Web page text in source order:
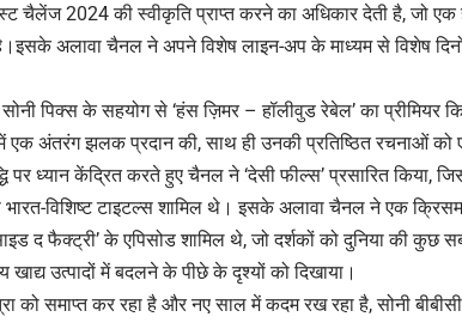
चैलेंज 2024 की स्वीकृति प्राप्त करने का अधिकार देती है, जो एक
अलावा चैनल ने अपने विशेष लाइन-अप के माध्यम से विशेष
पिक्स के सहयोग से ‘हंस ज़िमर – हॉलीवुड रेबेल’ का प्रीमियर
अंतरंग झलक प्रदान की, साथ ही उनकी प्रतिष्ठित रचनाओं को
ध्यान केंद्रित करते हुए चैनल ने ‘देसी फील्स’ प्रसारित किया,
विशिष्ट टाइटल्स शामिल थे। इसके अलावा चैनल ने एक
द फैक्ट्री’ के एपिसोड शामिल थे, जो दर्शकों को दुनिया की कुछ
उत्पादों में बदलने के पीछे के दृश्यों को दिखाया।
को समाप्त कर रहा है और नए साल में कदम रख रहा है, सोनी